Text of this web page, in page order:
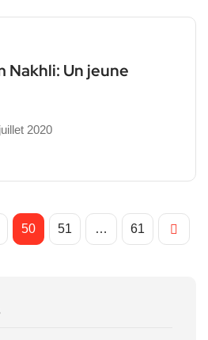
Nakhli: Un jeune
2020
50 51 … 61